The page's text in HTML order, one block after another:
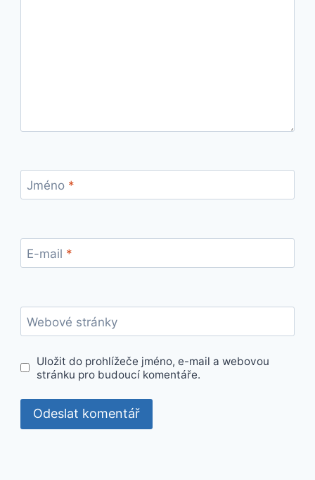
Jméno *
E-mail *
Webové stránky
Uložit do prohlížeče jméno, e-mail a webovou
stránku pro budoucí komentáře.